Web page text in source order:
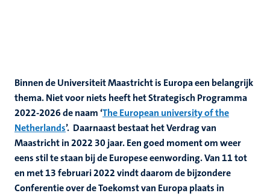
Binnen de Universiteit Maastricht is Europa een belangrijk
thema. Niet voor niets heeft het Strategisch Programma
2022-2026 de naam ‘The European university of the
Netherlands’. Daarnaast bestaat het Verdrag van
Maastricht in 2022 30 jaar. Een goed moment om weer
eens stil te staan bij de Europese eenwording. Van 11 tot
en met 13 februari 2022 vindt daarom de bijzondere
Conferentie over de Toekomst van Europa plaats in